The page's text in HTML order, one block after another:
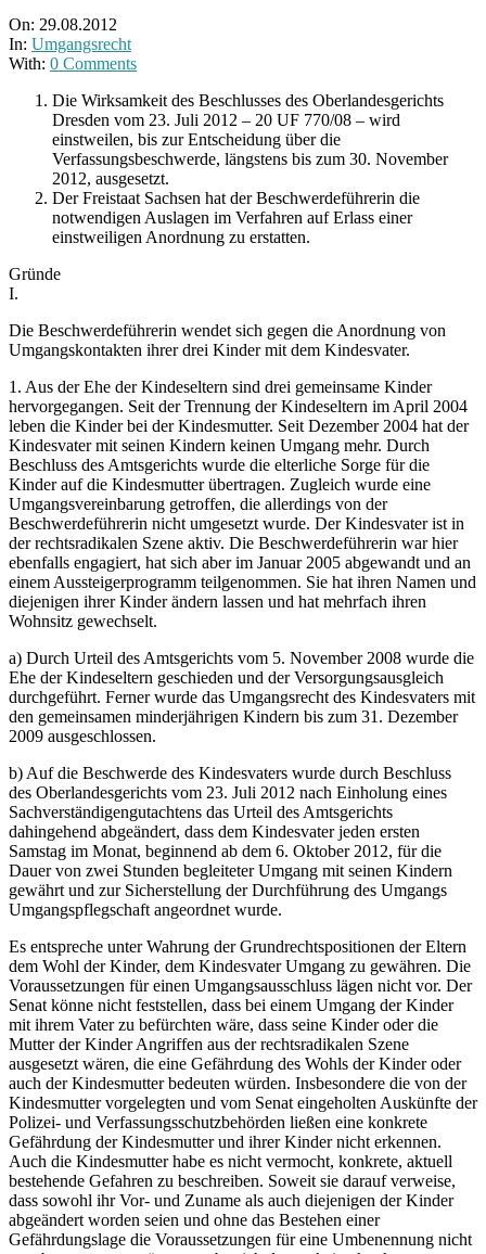
On: 29.08.2012
In: Umgangsrecht
With: 0 Comments
Die Wirksamkeit des Beschlusses des Oberlandesgerichts
Dresden vom 23. Juli 2012 – 20 UF 770/08 – wird
einstweilen, bis zur Entscheidung über die
Verfassungsbeschwerde, längstens bis zum 30. November
2012, ausgesetzt.
Der Freistaat Sachsen hat der Beschwerdeführerin die
notwendigen Auslagen im Verfahren auf Erlass einer
einstweiligen Anordnung zu erstatten.
Gründe
I.
Die Beschwerdeführerin wendet sich gegen die Anordnung von
Umgangskontakten ihrer drei Kinder mit dem Kindesvater.
1. Aus der Ehe der Kindeseltern sind drei gemeinsame Kinder
hervorgegangen. Seit der Trennung der Kindeseltern im April 2004
leben die Kinder bei der Kindesmutter. Seit Dezember 2004 hat der
Kindesvater mit seinen Kindern keinen Umgang mehr. Durch
Beschluss des Amtsgerichts wurde die elterliche Sorge für die
Kinder auf die Kindesmutter übertragen. Zugleich wurde eine
Umgangsvereinbarung getroffen, die allerdings von der
Beschwerdeführerin nicht umgesetzt wurde. Der Kindesvater ist in
der rechtsradikalen Szene aktiv. Die Beschwerdeführerin war hier
ebenfalls engagiert, hat sich aber im Januar 2005 abgewandt und an
einem Aussteigerprogramm teilgenommen. Sie hat ihren Namen und
diejenigen ihrer Kinder ändern lassen und hat mehrfach ihren
Wohnsitz gewechselt.
a) Durch Urteil des Amtsgerichts vom 5. November 2008 wurde die
Ehe der Kindeseltern geschieden und der Versorgungsausgleich
durchgeführt. Ferner wurde das Umgangsrecht des Kindesvaters mit
den gemeinsamen minderjährigen Kindern bis zum 31. Dezember
2009 ausgeschlossen.
b) Auf die Beschwerde des Kindesvaters wurde durch Beschluss
des Oberlandesgerichts vom 23. Juli 2012 nach Einholung eines
Sachverständigengutachtens das Urteil des Amtsgerichts
dahingehend abgeändert, dass dem Kindesvater jeden ersten
Samstag im Monat, beginnend ab dem 6. Oktober 2012, für die
Dauer von zwei Stunden begleiteter Umgang mit seinen Kindern
gewährt und zur Sicherstellung der Durchführung des Umgangs
Umgangspflegschaft angeordnet wurde.
Es entspreche unter Wahrung der Grundrechtspositionen der Eltern
dem Wohl der Kinder, dem Kindesvater Umgang zu gewähren. Die
Voraussetzungen für einen Umgangsausschluss lägen nicht vor. Der
Senat könne nicht feststellen, dass bei einem Umgang der Kinder
mit ihrem Vater zu befürchten wäre, dass seine Kinder oder die
Mutter der Kinder Angriffen aus der rechtsradikalen Szene
ausgesetzt wären, die eine Gefährdung des Wohls der Kinder oder
auch der Kindesmutter bedeuten würden. Insbesondere die von der
Kindesmutter vorgelegten und vom Senat eingeholten Auskünfte der
Polizei- und Verfassungsschutzbehörden ließen eine konkrete
Gefährdung der Kindesmutter und ihrer Kinder nicht erkennen.
Auch die Kindesmutter habe es nicht vermocht, konkrete, aktuell
bestehende Gefahren zu beschreiben. Soweit sie darauf verweise,
dass sowohl ihr Vor- und Zuname als auch diejenigen der Kinder
abgeändert worden seien und ohne das Bestehen einer
Gefährdungslage die Voraussetzungen für eine Umbenennung nicht